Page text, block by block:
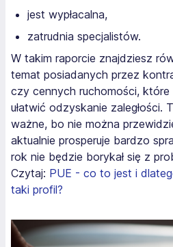
jest wypłacalna,
zatrudnia specjalistów.
W takim raporcie znajdziesz
temat posiadanych przez
czy cennych ruchomości, które
ułatwić odzyskanie zaległości.
ważne, bo nie można
aktualnie prosperuje bardzo
rok nie będzie borykał się z
Czytaj: PUE - co to jest i
taki profil?